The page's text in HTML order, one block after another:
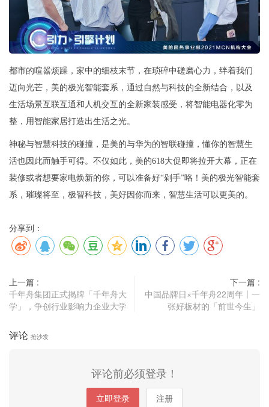
都市的喧嚣烦躁，家中的细枝末节，在琐碎中磋磨心力，绊着我们
迈向光芒，美的极光智能套系，通过自然与科技的全新结合，以及
生活场景互联互通和人机交互的全新家装感受，将智能电器化零为
整，用智能家居打造出生活之光。
神秘与智慧科技的碰撞，是美的与华为的智联碰撞，懂你的智慧生
活也因此而触手可得。不仅如此，美的618大促即将拉开大幕，正在
装修或者想要家电焕新的你，可以准备好“剁手”咯！美的极光智能套
系，璀璨将至，极智科技，美好因你而来，智慧生活可以更美的。
分享到：
上一篇 :
千年舟集团正式揭牌「千年舟大
学」，争创行业影响力企业大学
下一篇 :
中国品牌日×千年舟22周年丨一
张好板材的「前世今生」
评论 抢沙发
评论前必须登录！
立即登录 注册